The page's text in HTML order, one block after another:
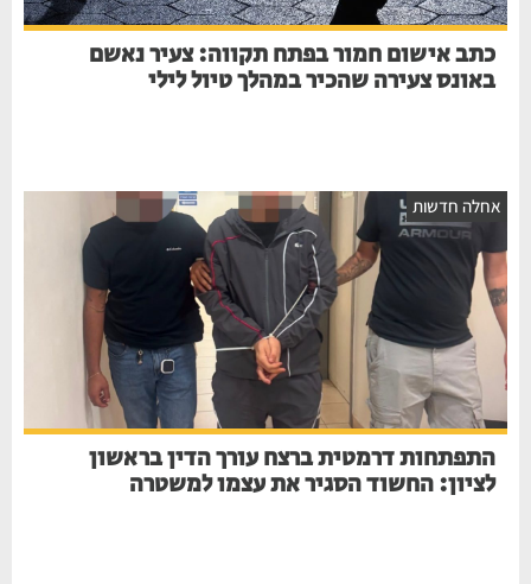
כתב אישום חמור בפתח תקווה: צעיר נאשם
באונס צעירה שהכיר במהלך טיול לילי
חדשות
התפתחות דרמטית ברצח עורך הדין בראשון
לציון: החשוד הסגיר את עצמו למשטרה